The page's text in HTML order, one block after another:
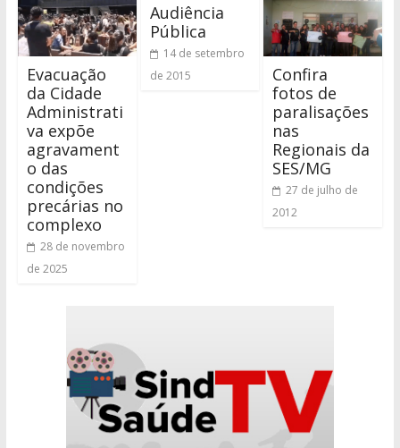
Evacuação
da Cidade
Administrati
va expõe
agravament
o das
condições
precárias no
complexo
28 de novembro
de 2025
Audiência
Pública
14 de setembro
de 2015
Confira
fotos de
paralisações
nas
Regionais da
SES/MG
27 de julho de
2012